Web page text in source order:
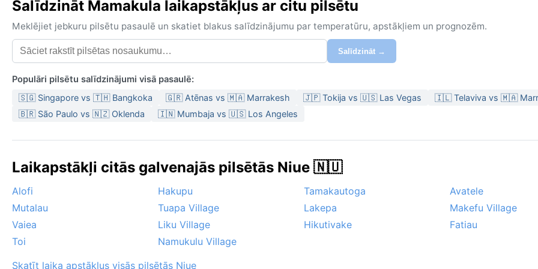
Salīdzināt Mamakula laikapstākļus ar citu pilsētu
Meklējiet jebkuru pilsētu pasaulē un skatiet blakus salīdzinājumu par temperatūru, apstākļiem un prognozēm.
Salīdzināt →
Populāri pilsētu salīdzinājumi visā pasaulē:
🇸🇬 Singapore vs 🇹🇭 Bangkoka 🇬🇷 Atēnas vs 🇲🇦 Marrakesh 🇯🇵 Tokija vs 🇺🇸 Las Vegas
🇮🇱 Telaviva vs 🇲🇦
🇧🇷 São Paulo vs 🇳🇿 Oklenda
🇮🇳 Mumbaja vs 🇺🇸 Los Angeles
Laikapstākļi citās galvenajās pilsētās Niue 🇳🇺
Alofi Hakupu Tamakautoga
Avatele
Mutalau
Tuapa Village Lakepa
Makefu Village
Vaiea
Liku Village Hikutivake
Fatiau
Toi
Namukulu Village
Skatīt laika apstākļus visās pilsētās Niue